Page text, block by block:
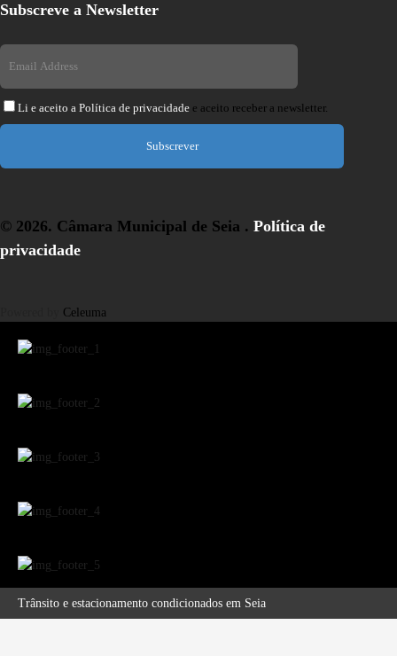
Subscreve a Newsletter
Li e aceito a Política de privacidade e aceito receber a newsletter.
Subscrever
© 2026. Câmara Municipal de Seia . Política de
privacidade
Celeuma
Trânsito e estacionamento condicionados em Seia